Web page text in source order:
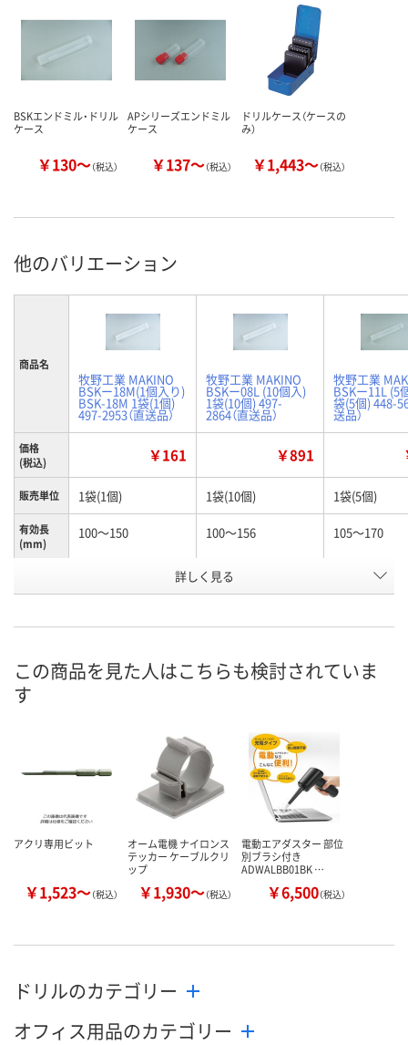
BSKエンドミル・ドリル
ケース
￥130～（税込）
APシリーズエンドミル
ケース
￥137～（税込）
ドリルケース（ケースの
み）
￥1,443～（税込）
他のバリエーション
商品名
牧野工業 MAKINO
BSKー18M(1個入り)
BSK-18M 1袋(1個)
497-2953（直送品）
牧野工業 MAKINO
BSKー08L (10個入)
1袋(10個) 497-
2864（直送品）
牧野工業
BSKー11L (5
袋(5個) 448-
送品）
価格
(税込)
￥161 ￥891
販売単位 1袋(1個) 1袋(10個) 1袋(5個)
有効長
(mm)
100～150 100～156 105～170
N261156 K960603
カゴへ カゴへ
詳しく見る
この商品を見た人はこちらも検討されていま
す
アクリ専用ビット
￥1,523～（税込）
オーム電機 ナイロンス
テッカー ケーブルクリ
ップ
￥1,930～（税込）
電動エアダスター 部位
別ブラシ付き
ADWALBB01BK …
￥6,500（税込）
ドリルのカテゴリー
オフィス用品のカテゴリー